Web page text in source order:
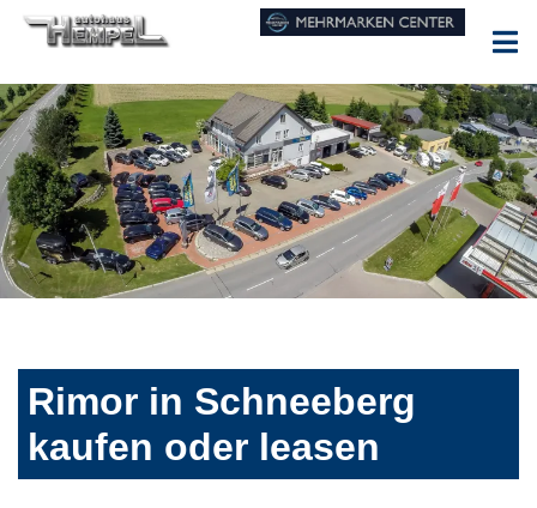
Rimor in Schneeberg
kaufen oder leasen